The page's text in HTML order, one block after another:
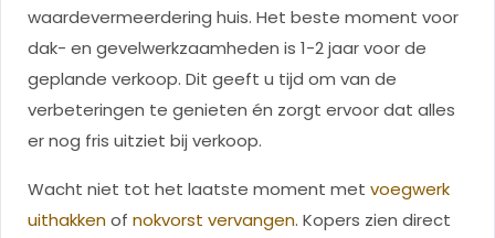
waardevermeerdering huis. Het beste moment voor
dak- en gevelwerkzaamheden is 1-2 jaar voor de
geplande verkoop. Dit geeft u tijd om van de
verbeteringen te genieten én zorgt ervoor dat alles
er nog fris uitziet bij verkoop.
Wacht niet tot het laatste moment met voegwerk
uithakkenof nokvorst vervangen. Kopers zien direct